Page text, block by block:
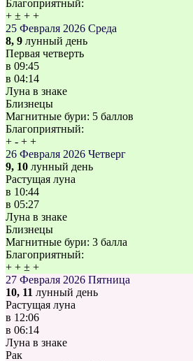
Благоприятный:
+ ± + +
25 Февраля 2026 Среда
8, 9 лунный день
Первая четверть
в 09:45
в 04:14
Луна в знаке
Близнецы
Магнитные бури: 5 баллов
Благоприятный:
+ - + +
26 Февраля 2026 Четверг
9, 10 лунный день
Растущая луна
в 10:44
в 05:27
Луна в знаке
Близнецы
Магнитные бури: 3 балла
Благоприятный:
+ + ± +
27 Февраля 2026 Пятница
10, 11 лунный день
Растущая луна
в 12:06
в 06:14
Луна в знаке
Рак